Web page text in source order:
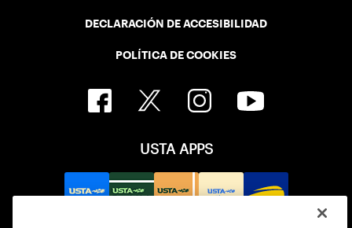
DECLARACIÓN DE ACCESIBILIDAD
POLÍTICA DE COOKIES
USTA APPS